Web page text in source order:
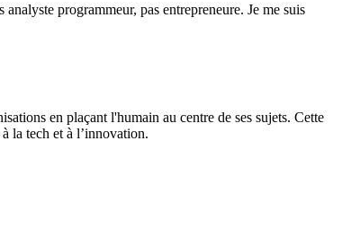
analyste programmeur, pas entrepreneure. Je me suis
en plaçant l'humain au centre de ses sujets. Cette
la tech et à l’innovation.